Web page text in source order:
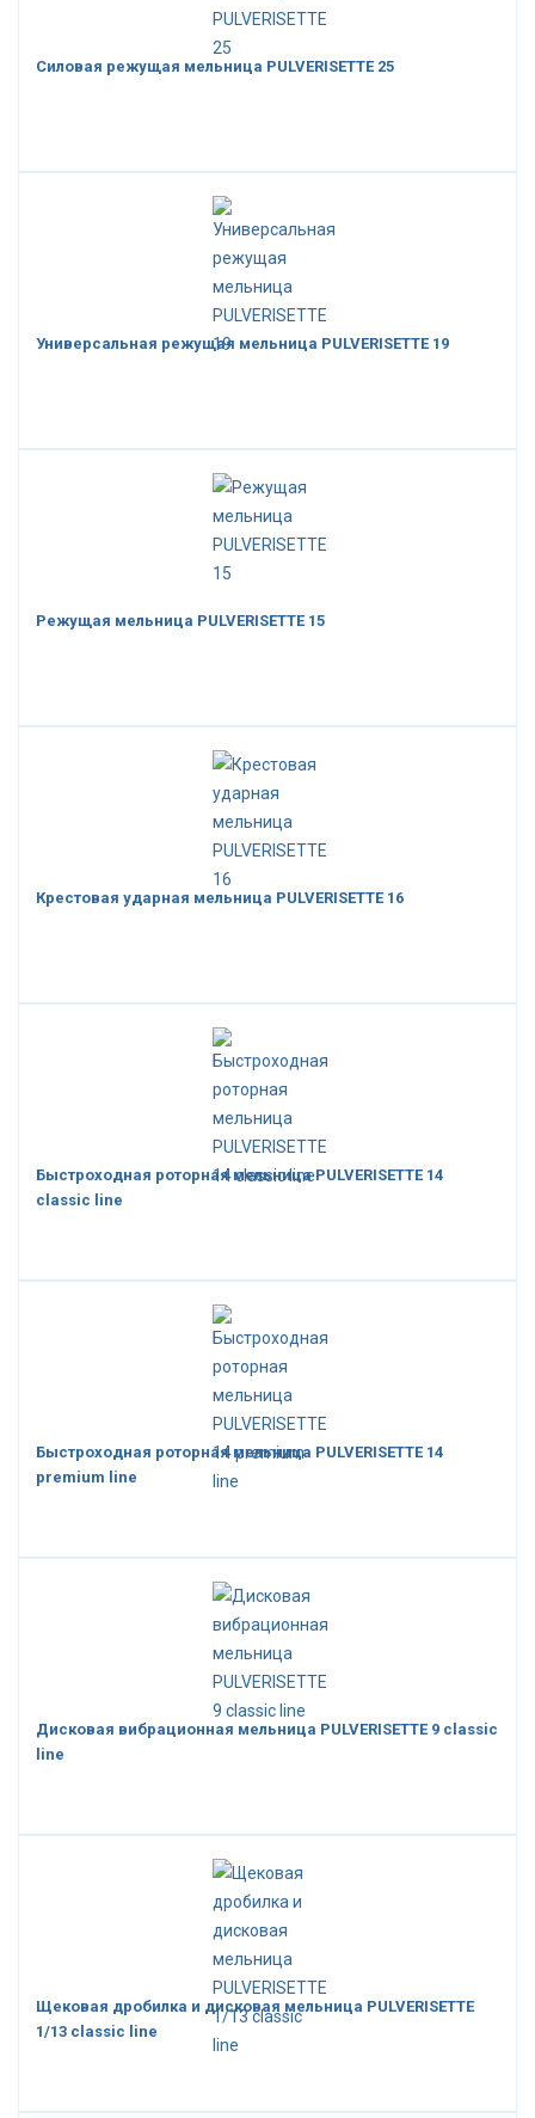
Силовая режущая мельница PULVERISETTE 25
Универсальная режущая мельница PULVERISETTE 19
Режущая мельница PULVERISETTE 15
Крестовая ударная мельница PULVERISETTE 16
Быстроходная роторная мельница PULVERISETTE 14
classic line
Быстроходная роторная мельница PULVERISETTE 14
premium line
Дисковая вибрационная мельница PULVERISETTE 9 classic
line
Щековая дробилка и дисковая мельница PULVERISETTE
1/13 classic line